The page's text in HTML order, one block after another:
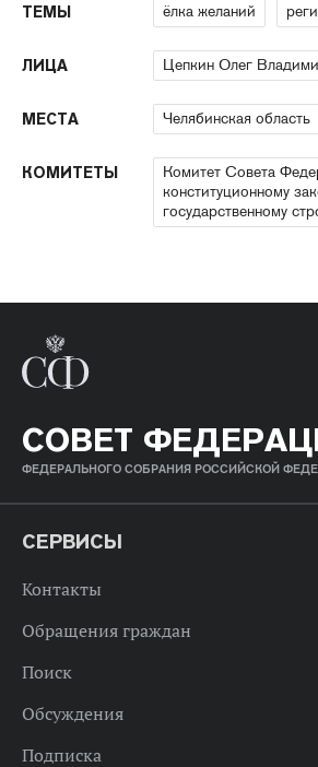
ТЕМЫ ёлка желаний
ЛИЦА Цепкин Олег
МЕСТА Челябинская область
КОМИТЕТЫ
Комитет Совета
конституционному
государственному
СОВЕТ
ФЕДЕРАЛЬНОГО СОБРАНИЯ РОССИЙСКОЙ
СЕРВИСЫ
Контакты
Обращения граждан
Поиск
Обсуждения
Подписка